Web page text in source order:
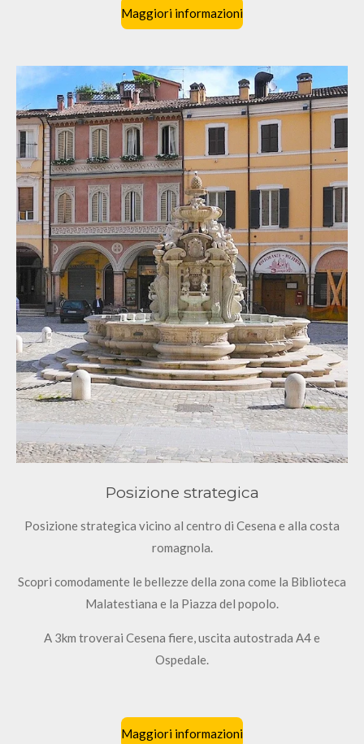
Maggiori informazioni
Posizione strategica
Posizione strategica vicino al centro di Cesena e alla costa
romagnola.
Scopri comodamente le bellezze della zona come la Biblioteca
Malatestiana e la Piazza del popolo.
A 3km troverai Cesena fiere, uscita autostrada A4 e
Ospedale.
Maggiori informazioni